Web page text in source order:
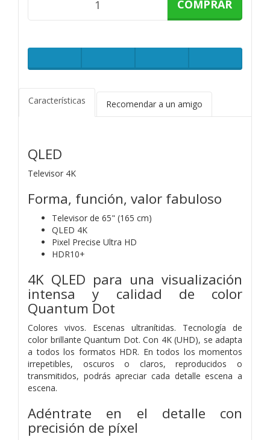
COMPRAR
Características Recomendar a un amigo
QLED
Televisor 4K
Forma, función, valor fabuloso
Televisor de 65" (165 cm)
QLED 4K
Pixel Precise Ultra HD
HDR10+
4K QLED para una visualización
intensa y calidad de color
Quantum Dot
Colores vivos. Escenas ultranítidas. Tecnología de
color brillante Quantum Dot. Con 4K (UHD), se adapta
a todos los formatos HDR. En todos los momentos
irrepetibles, oscuros o claros, reproducidos o
transmitidos, podrás apreciar cada detalle escena a
escena.
Adéntrate en el detalle con
precisión de píxel